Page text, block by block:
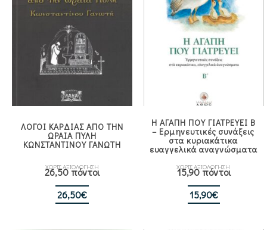
ΛΟΓΟΙ ΚΑΡΔΙΑΣ ΑΠΟ ΤΗΝ
ΩΡΑΙΑ ΠΥΛΗ
ΚΩΝΣΤΑΝΤΙΝΟΥ ΓΑΝΩΤΗ
ΧΩΡΙΣ ΑΞΙΟΛΟΓΗΣΗ
26,50 πόντοι
26,50€
Η ΑΓΑΠΗ ΠΟΥ ΓΙΑΤΡΕΥΕΙ Β
– Ερμηνευτικές συνάξεις
στα κυριακάτικα
ευαγγελικά αναγνώσματα
ΧΩΡΙΣ ΑΞΙΟΛΟΓΗΣΗ
15,90 πόντοι
15,90€